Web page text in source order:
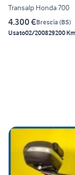
Transalp Honda 700
4.300 €Brescia (BS)
Usato02/200829200 Km